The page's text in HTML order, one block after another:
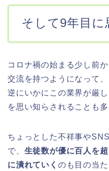
そして9年目に
コロナ禍の始まる少し前
交流を持つようになって、
逆にいかにこの業界が厳
を思い知らされることも多
ちょっとした不祥事や
で、 生徒数が優に百人を
に潰れていく のも目の当た